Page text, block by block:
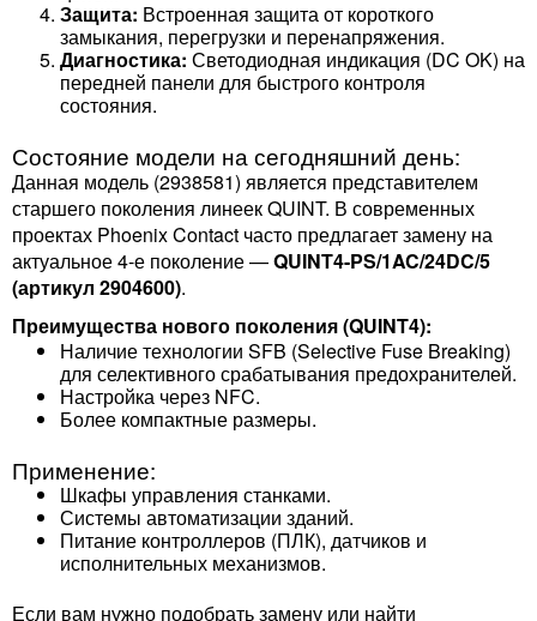
Защита: Встроенная защита от короткого
замыкания, перегрузки и перенапряжения.
Диагностика: Светодиодная индикация (DC OK) на
передней панели для быстрого контроля
состояния.
Состояние модели на сегодняшний день:
Данная модель (2938581) является представителем
старшего поколения линеек QUINT. В современных
проектах Phoenix Contact часто предлагает замену на
актуальное 4-е поколение —QUINT4-PS/1AC/24DC/5
(артикул 2904600).
Преимущества нового поколения (QUINT4):
Наличие технологии SFB (Selective Fuse Breaking)
для селективного срабатывания предохранителей.
Настройка через NFC.
Более компактные размеры.
Применение:
Шкафы управления станками.
Системы автоматизации зданий.
Питание контроллеров (ПЛК), датчиков и
исполнительных механизмов.
Если вам нужно подобрать замену или найти